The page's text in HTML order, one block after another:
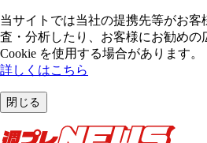
当サイトでは当社の提携先等がお客
査・分析したり、お客様にお勧めの
Cookie を使⽤する場合があります。
詳しくはこちら
閉じる